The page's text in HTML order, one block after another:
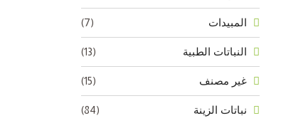
المبيدات (7)
النباتات الطبية (13)
غير مصنف (15)
نباتات الزينة (84)